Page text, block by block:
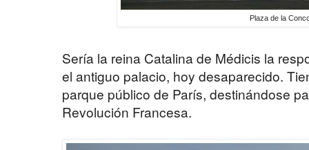
Plaza de la
Sería la reina Catalina de Médicis la
el antiguo palacio, hoy desaparecido.
parque público de París, destinándose
Revolución Francesa.